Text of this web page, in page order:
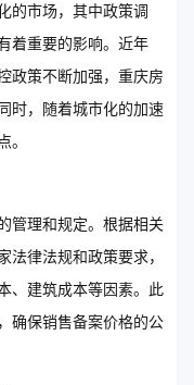
的市场，其中政策调
着重要的影响。近年
政策不断加强，重庆房
时，随着城市化的加速
管理和规定。根据相关
律法规和政策要求，
、建筑成本等因素。此
确保销售备案价格的公